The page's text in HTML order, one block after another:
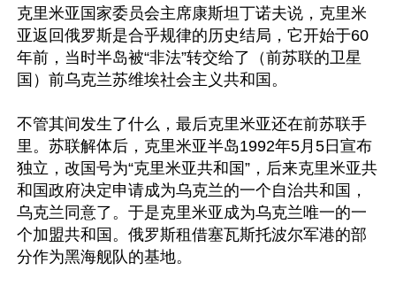
克里米亚国家委员会主席康斯坦丁诺夫说，克里米
亚返回俄罗斯是合乎规律的历史结局，它开始于60
年前，当时半岛被“非法”转交给了（前苏联的卫星
国）前乌克兰苏维埃社会主义共和国。
不管其间发生了什么，最后克里米亚还在前苏联手
里。苏联解体后，克里米亚半岛1992年5月5日宣布
独立，改国号为“克里米亚共和国”，后来克里米亚共
和国政府决定申请成为乌克兰的一个自治共和国，
乌克兰同意了。于是克里米亚成为乌克兰唯一的一
个加盟共和国。俄罗斯租借塞瓦斯托波尔军港的部
分作为黑海舰队的基地。